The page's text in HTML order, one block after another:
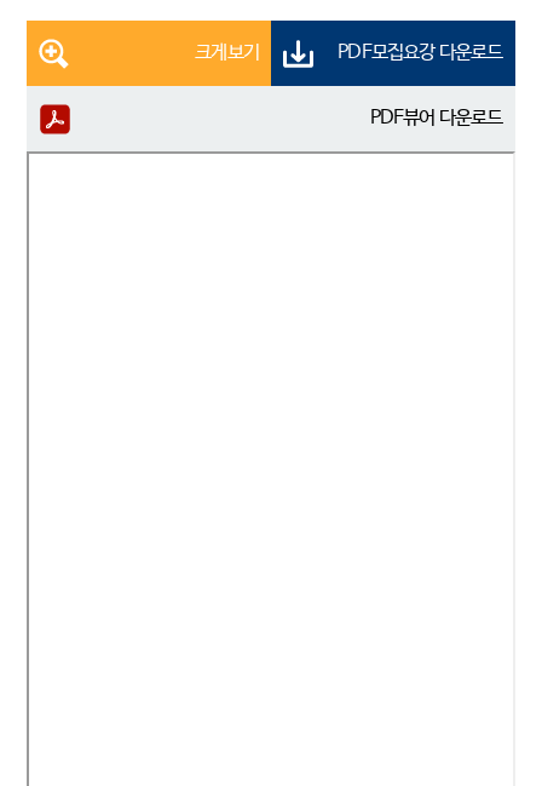
크게보기 PDF모집요강 다운로드
PDF뷰어 다운로드